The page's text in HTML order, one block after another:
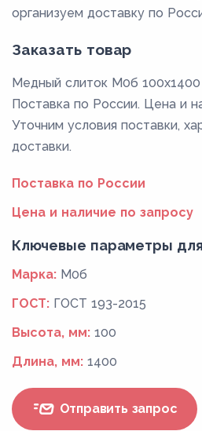
организуем доставку по
Заказать товар
Медный слиток М0б
Поставка по России. Цена и
Уточним условия поставки,
доставки.
Поставка по России
Цена и наличие по запросу
Ключевые параметры
Марка: М0б
ГОСТ: ГОСТ 193-2015
Высота, мм: 100
Длина, мм: 1400
Отправить запрос